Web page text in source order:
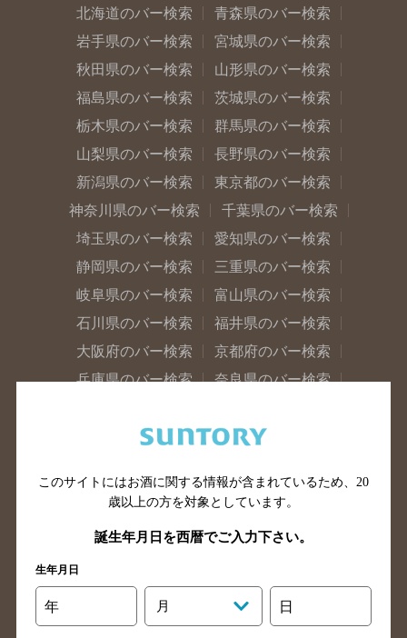
北海道のバー検索
青森県のバー検索
岩手県のバー検索
宮城県のバー検索
秋田県のバー検索
山形県のバー検索
福島県のバー検索
茨城県のバー検索
栃木県のバー検索
群馬県のバー検索
山梨県のバー検索
長野県のバー検索
新潟県のバー検索
東京都のバー検索
神奈川県のバー検索
千葉県のバー検索
埼玉県のバー検索
愛知県のバー検索
静岡県のバー検索
三重県のバー検索
岐阜県のバー検索
富山県のバー検索
石川県のバー検索
福井県のバー検索
大阪府のバー検索
京都府のバー検索
兵庫県のバー検索
奈良県のバー検索
広島県のバー検索
岡山県のバー検索
島根県のバー検索
徳島県のバー検索
高知県のバー検索
福岡県のバー検索
長崎県のバー検索
大分県のバー検索
熊本県のバー検索
このサイトにはお酒に関する情報が含まれているため、 20
歳以上の方を対象としています。
誕生年月日を西暦でご入力下さい。
生年月日
年 月 日